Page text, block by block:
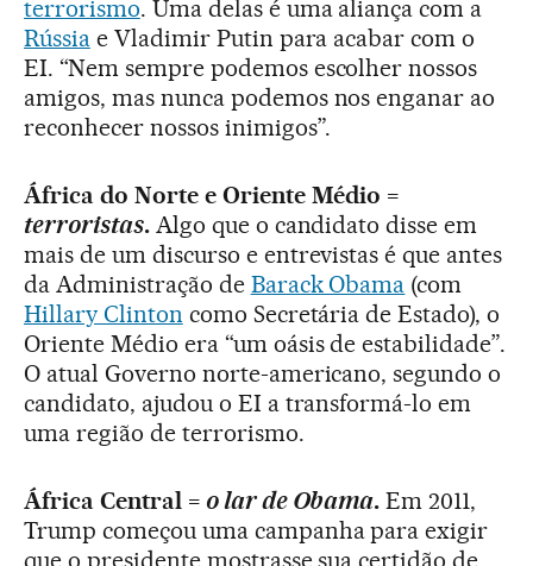
terrorismo. Uma delas é uma aliança com a
Rússiae Vladimir Putin para acabar com o
EI. “Nem sempre podemos escolher nossos
amigos, mas nunca podemos nos enganar ao
reconhecer nossos inimigos”.
África do Norte e Oriente Médio =
terroristas.Algo que o candidato disse em
mais de um discurso e entrevistas é que antes
da Administração de Barack Obama (com
Hillary Clinton como Secretária de Estado), o
Oriente Médio era “um oásis de estabilidade”.
O atual Governo norte-americano, segundo o
candidato, ajudou o EI a transformá-lo em
uma região de terrorismo.
África Central = o lar de Obama. Em 2011,
Trump começou uma campanha para exigir
que o presidente mostrasse sua certidão de